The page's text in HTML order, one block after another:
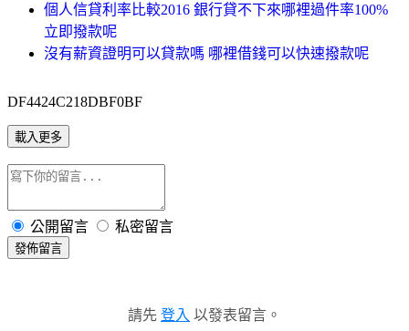
個人信貸利率比較2016 銀行貸不下來哪裡過件率100%
立即撥款呢
沒有薪資證明可以貸款嗎 哪裡借錢可以快速撥款呢
DF4424C218DBF0BF
載入更多
公開留言 私密留言
發佈留言
請先 登入 以發表留言。